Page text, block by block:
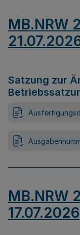
MB.NRW
Satzung zur
MB.NRW
17.07.2026